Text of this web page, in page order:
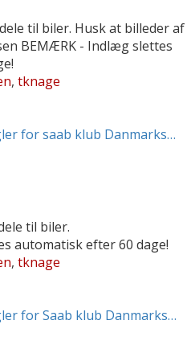
til biler. Husk at billeder af
BEMÆRK - Indlæg slettes
, tknage
for saab klub Danmarks…
til biler.
automatisk efter 60 dage!
, tknage
for Saab klub Danmarks…